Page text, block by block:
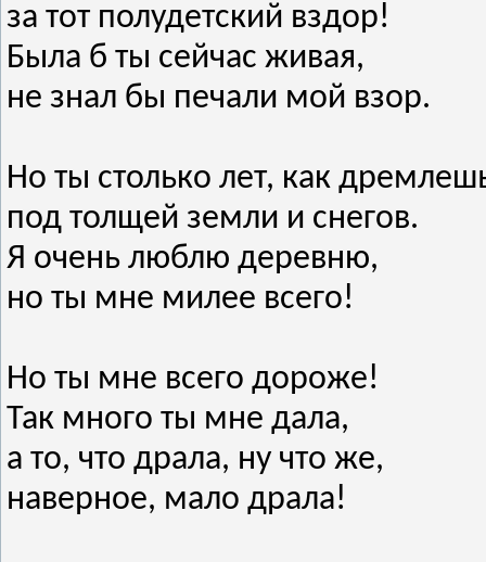
за тот полудетский вздор!
Была б ты сейчас живая,
не знал бы печали мой взор.
Но ты столько лет, как
под толщей земли и снегов.
Я очень люблю деревню,
но ты мне милее всего!
Но ты мне всего дороже!
Так много ты мне дала,
а то, что драла, ну что же,
наверное, мало драла!